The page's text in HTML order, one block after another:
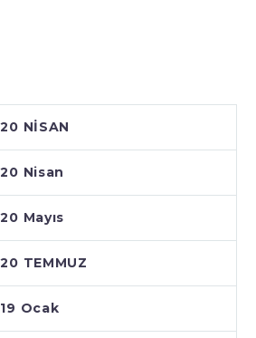
NİSAN
Nisan
Mayıs
TEMMUZ
Ocak